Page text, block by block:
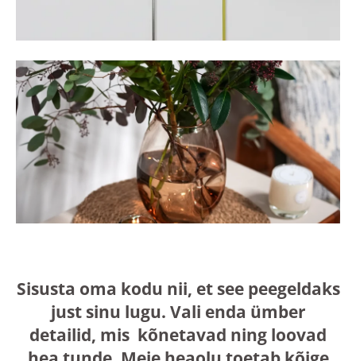
Sisusta oma kodu nii, et see peegeldaks
just sinu lugu. Vali enda ümber
detailid, mis kõnetavad ning loovad